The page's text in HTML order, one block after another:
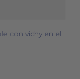
con vichy en el